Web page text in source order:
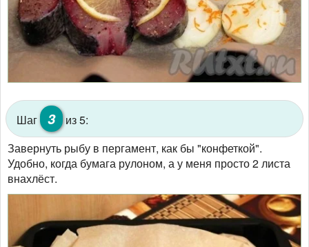
Шаг 3
из 5:
Завернуть рыбу в пергамент, как бы "конфеткой".
Удобно, когда бумага рулоном, а у меня просто 2 листа
внахлёст.